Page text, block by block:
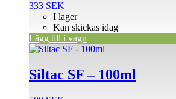
333 SEK
I lager
Kan skickas idag
Lägg till i vagn
Siltac SF – 100ml